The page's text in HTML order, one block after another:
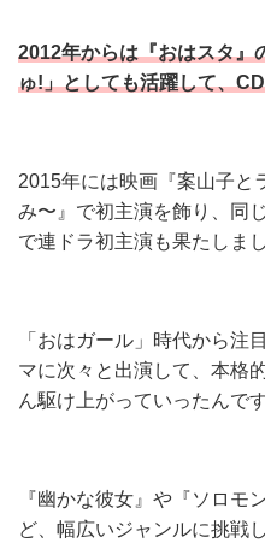
2012年からは『おはスタ』
ゅ!」としても活躍して、
2015年には映画『案山子と
み〜』で初主演を飾り、同
で連ドラ初主演も果たしまし
「おはガール」時代から注
マに次々と出演して、本格
ん駆け上がっていったんです
『幽かな彼女』や『ソロモ
ど、幅広いジャンルに挑戦